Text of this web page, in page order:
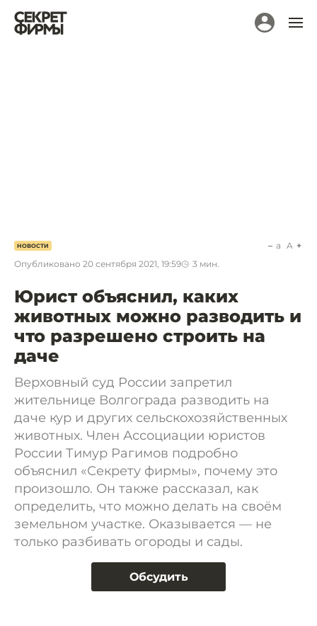
НОВОСТИ
Опубликовано 20 сентября 2021, 19:59 3 мин.
a A
Юрист объяснил, каких
животных можно разводить и
что разрешено строить на
даче
Верховный суд России запретил
жительнице Волгограда разводить на
даче кур и других сельскохозяйственных
животных. Член Ассоциации юристов
России Тимур Рагимов подробно
объяснил «Секрету фирмы», почему это
произошло. Он также рассказал, как
определить, что можно делать на своём
земельном участке. Оказывается — не
только разбивать огороды и сады.
Обсудить